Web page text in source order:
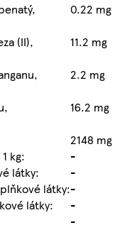
0.22 mg
(II),
11.2 mg
2.2 mg
16.2 mg
2148 mg
kg:
-
látky:
-
látky:-
látky:
-
-